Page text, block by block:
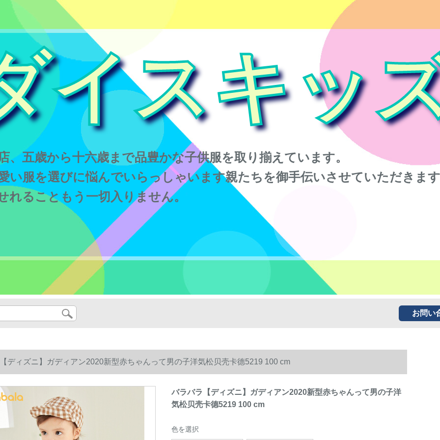
イスキッ
、五歳から十六歳まで品豊かな子供服を取り揃えています。
い服を選びに悩んでいらっしゃいます親たちを御手伝いさせていただきま
れることもう一切入りません。
お問い
ディズニ】ガディアン2020新型赤ちゃんって男の子洋気松贝壳卡德5219 100 cm
バラバラ【ディズニ】ガディアン2020新型赤ちゃんって男の子洋
気松贝壳卡德5219 100 cm
色を選択